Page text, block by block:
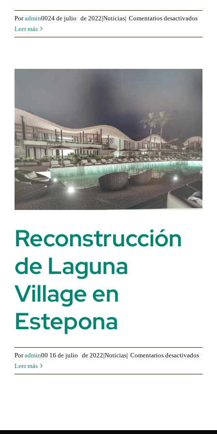
Poradmin0024 de julio de 2022|Noticias| Comentarios desactivadospara
Leer más
Reconstrucción
de Laguna
Village en
Estepona
Poradmin00 16 de julio de 2022|Noticias| Comentarios desactivadospara
de
Leer más